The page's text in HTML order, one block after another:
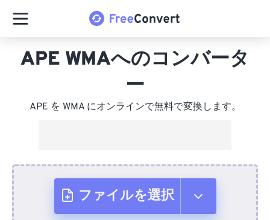
APE WMAへのコンバータ
ー
APE を WMA にオンラインで無料で変換します。
ファイルを選択